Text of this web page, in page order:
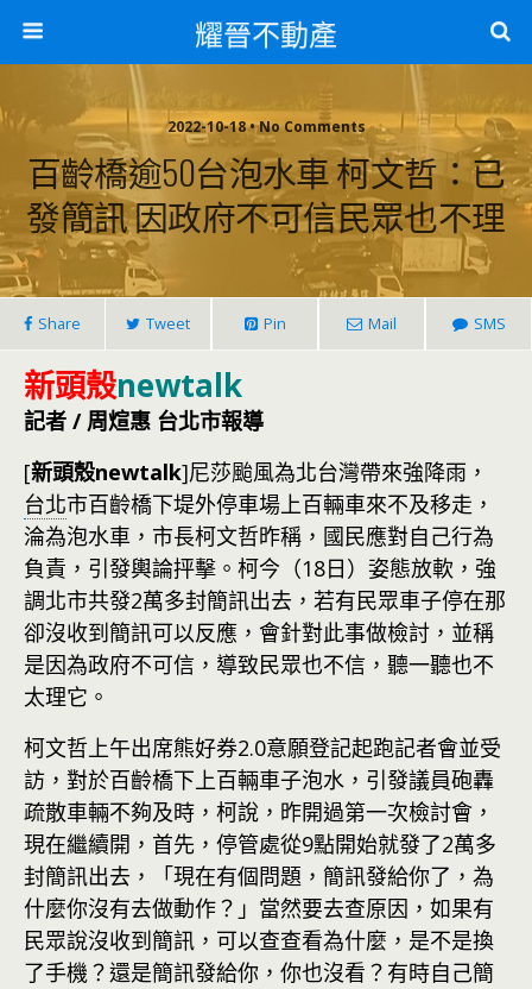
耀晉不動產
2022-10-18 • No Comments
百齡橋逾50台泡水車 柯文哲：已
發簡訊 因政府不可信民眾也不理
Share Tweet Pin Mail SMS
新頭殼newtalk
記者 / 周煊惠 台北市報導
[新頭殼newtalk]尼莎颱風為北台灣帶來強降雨，
台北市百齡橋下堤外停車場上百輛車來不及移走，
淪為泡水車，市長柯文哲昨稱，國民應對自己行為
負責，引發輿論抨擊。柯今（18日）姿態放軟，強
調北市共發2萬多封簡訊出去，若有民眾車子停在那
卻沒收到簡訊可以反應，會針對此事做檢討，並稱
是因為政府不可信，導致民眾也不信，聽一聽也不
太理它。
柯文哲上午出席熊好券2.0意願登記起跑記者會並受
訪，對於百齡橋下上百輛車子泡水，引發議員砲轟
疏散車輛不夠及時，柯說，昨開過第一次檢討會，
現在繼續開，首先，停管處從9點開始就發了2萬多
封簡訊出去，「現在有個問題，簡訊發給你了，為
什麼你沒有去做動作？」當然要去查原因，如果有
民眾說沒收到簡訊，可以查查看為什麼，是不是換
了手機？還是簡訊發給你，你也沒看？有時自己簡